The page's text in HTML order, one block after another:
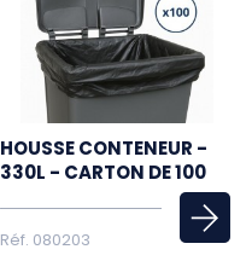
HOUSSE CONTENEUR -
330L - CARTON DE 100
Réf. 080203